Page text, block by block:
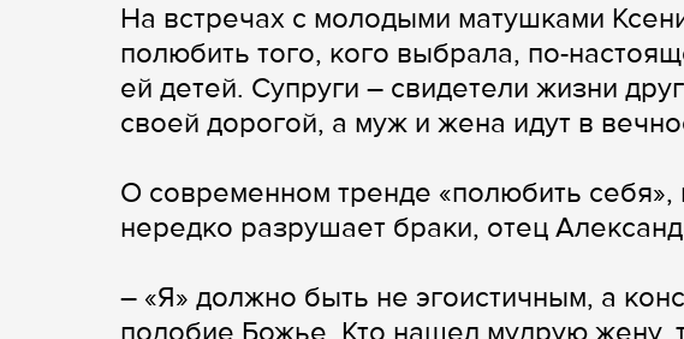
На встречах с молодыми матушками
полюбить того, кого выбрала, по-
ей детей. Супруги – свидетели жизни
своей дорогой, а муж и жена идут в
О современном тренде «полюбить
нередко разрушает браки, отец
– «Я» должно быть не эгоистичным, а